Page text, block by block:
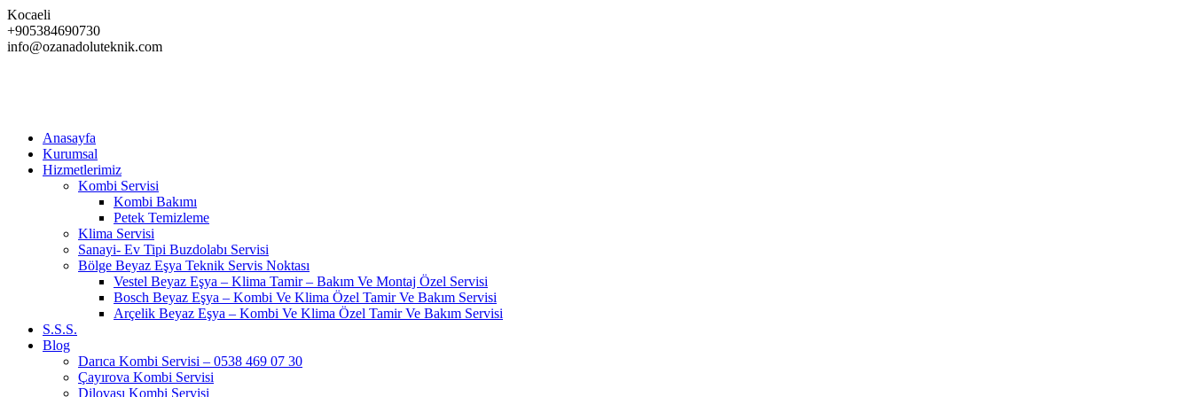
Skip
to
content
Kocaeli
+905384690730
info@ozanadoluteknik.com
Anasayfa
Kurumsal
Hizmetlerimiz
Kombi Servisi
Kombi Bakımı
Petek Temizleme
Klima Servisi
Sanayi- Ev Tipi Buzdolabı Servisi
Bölge Beyaz Eşya Teknik Servis Noktası
Vestel Beyaz Eşya – Klima Tamir – Bakım Ve Montaj Özel Servisi
Bosch Beyaz Eşya – Kombi Ve Klima Özel Tamir Ve Bakım Servisi
Arçelik Beyaz Eşya – Kombi Ve Klima Özel Tamir Ve Bakım Servisi
S.S.S.
Blog
Darıca Kombi Servisi – 0538 469 07 30
Çayırova Kombi Servisi
Dilovası Kombi Servisi